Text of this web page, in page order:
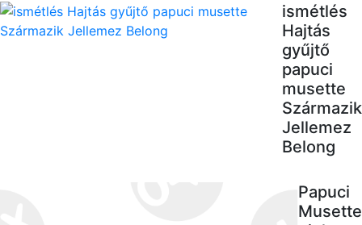
ismétlés
Hajtás
gyűjtő
papuci
musette
Származik
Jellemez
Belong
Papuci
Musette